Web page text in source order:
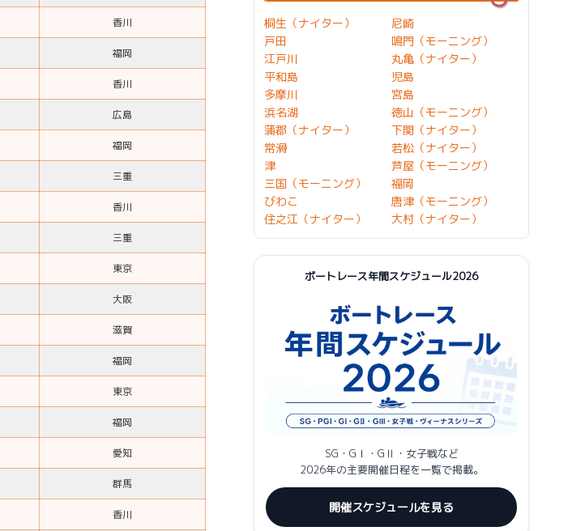
香川
福岡
香川
広島
福岡
三重
香川
三重
東京
大阪
滋賀
福岡
東京
福岡
愛知
群馬
香川
桐生（ナイター）
戸田
江戸川
平和島
多摩川
浜名湖
蒲郡（ナイター）
常滑
津
三国（モーニング）
びわこ
住之江（ナイター）
尼崎
鳴門（モーニング）
丸亀（ナイター）
児島
宮島
徳山（モーニング）
下関（ナイター）
若松（ナイター）
芦屋（モーニング）
福岡
唐津（モーニング）
大村（ナイター）
ボートレース年間スケジュール2026
SG・GⅠ・GⅡ・女子戦など
2026年の主要開催日程を一覧で掲載。
開催スケジュールを見る